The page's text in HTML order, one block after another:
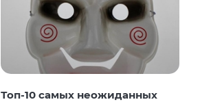
Топ-10 самых неожиданных